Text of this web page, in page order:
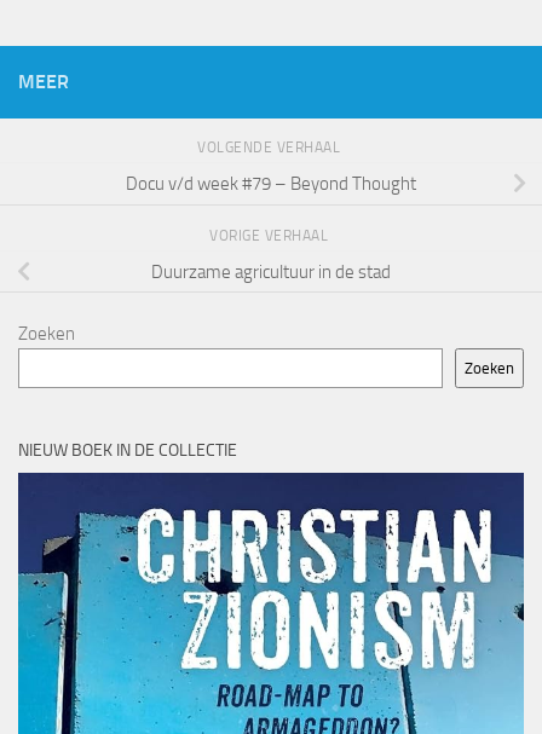
MEER
VOLGENDE VERHAAL
Docu v/d week #79 – Beyond Thought
VORIGE VERHAAL
Duurzame agricultuur in de stad
Zoeken
Zoeken
NIEUW BOEK IN DE COLLECTIE